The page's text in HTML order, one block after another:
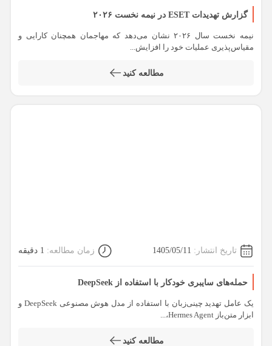
گزارش تهدیدات ESET در نیمه نخست ۲۰۲۶
نیمه نخست سال ۲۰۲۶ نشان می‌دهد که مهاجمان همچنان کارایی و
مقیاس‌پذیری عملیات خود را افزایش...
مطالعه کنید
تاریخ انتشار: 1405/05/11 زمان مطالعه: 1 دقیقه
حمله‌های سایبری خودکار با استفاده از DeepSeek
یک عامل تهدید چینی‌زبان با استفاده از مدل هوش مصنوعی DeepSeek و
ابزار متن‌باز Hermes Agent،...
مطالعه کنید